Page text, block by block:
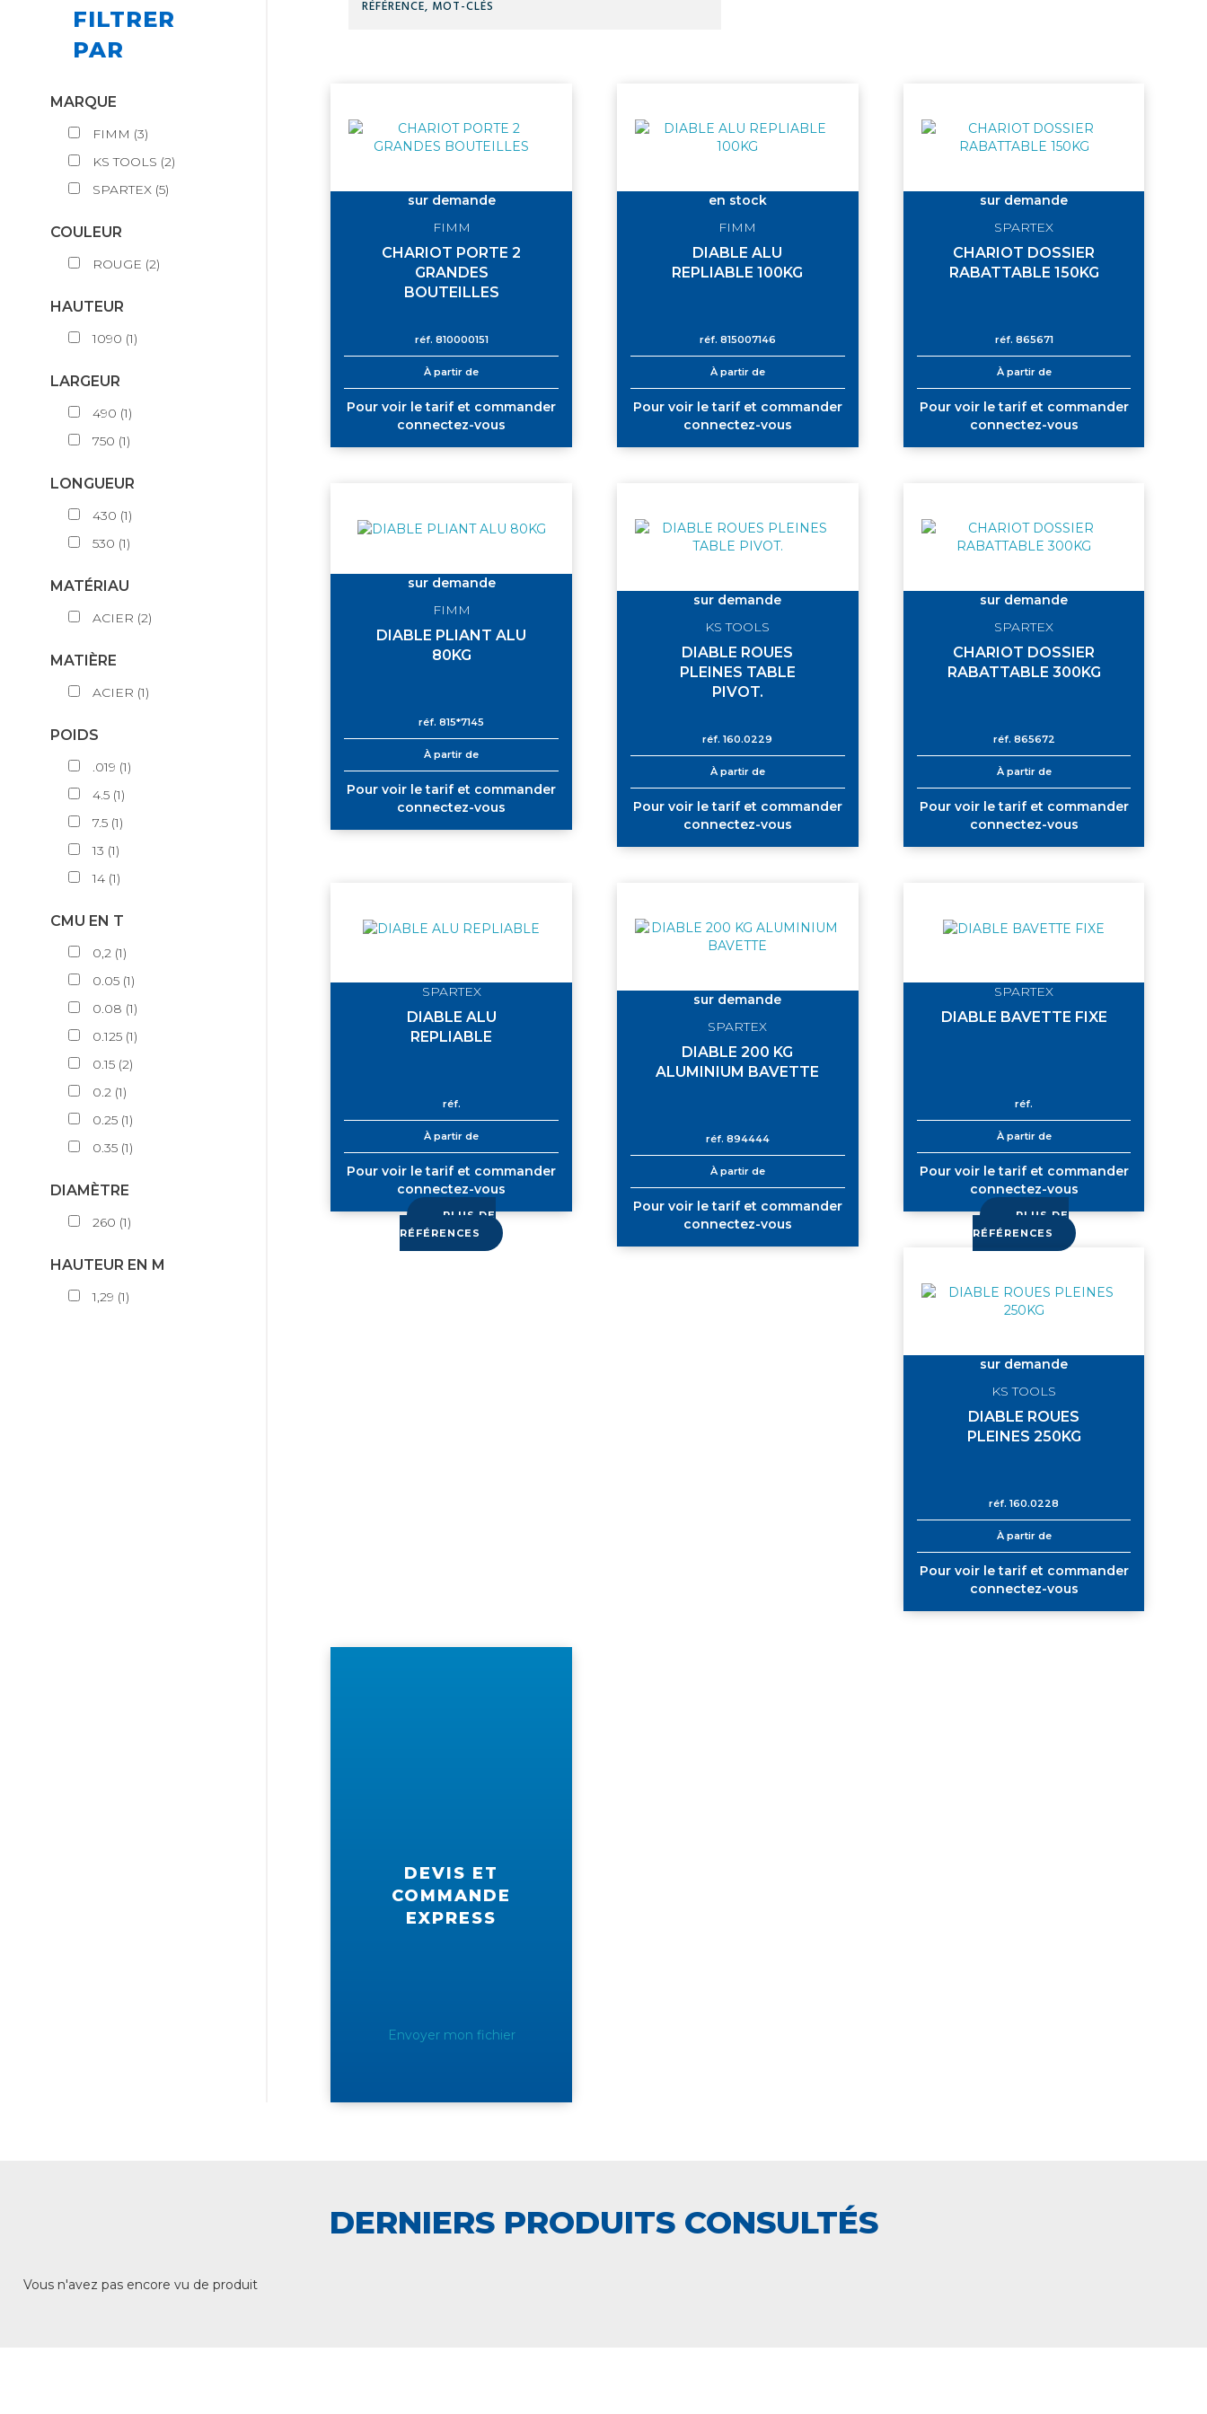
FILTRER
PAR
MARQUE
FIMM (3)
KS TOOLS (2)
SPARTEX (5)
COULEUR
ROUGE (2)
HAUTEUR
1090 (1)
LARGEUR
490 (1)
750 (1)
LONGUEUR
430 (1)
530 (1)
MATÉRIAU
ACIER (2)
MATIÈRE
ACIER (1)
POIDS
.019 (1)
4.5 (1)
7.5 (1)
13 (1)
14 (1)
CMU EN T
0,2 (1)
0.05 (1)
0.08 (1)
0.125 (1)
0.15 (2)
0.2 (1)
0.25 (1)
0.35 (1)
DIAMÈTRE
260 (1)
HAUTEUR EN M
1,29 (1)
sur demande
FIMM
CHARIOT PORTE 2
GRANDES
BOUTEILLES
réf. 810000151
À partir de
Pour voir le tarif et commander
connectez-vous
en stock
FIMM
DIABLE ALU
REPLIABLE 100KG
réf. 815007146
À partir de
Pour voir le tarif et commander
connectez-vous
sur demande
SPARTEX
CHARIOT DOSSIER
RABATTABLE 150KG
réf. 865671
À partir de
Pour voir le tarif et commander
connectez-vous
sur demande
FIMM
DIABLE PLIANT ALU
80KG
réf.815*7145
À partir de
Pour voir le tarif et commander
connectez-vous
sur demande
KS TOOLS
DIABLE ROUES
PLEINES TABLE
PIVOT.
réf.160.0229
À partir de
Pour voir le tarif et commander
connectez-vous
sur demande
SPARTEX
CHARIOT DOSSIER
RABATTABLE 300KG
réf. 865672
À partir de
Pour voir le tarif et commander
connectez-vous
SPARTEX
DIABLE ALU
REPLIABLE
réf.
À partir de
Pour voir le tarif et commander
connectez-vous
PLUS DE
RÉFÉRENCES
sur demande
SPARTEX
DIABLE 200 KG
ALUMINIUM BAVETTE
réf. 894444
À partir de
Pour voir le tarif et commander
connectez-vous
SPARTEX
DIABLE BAVETTE FIXE
réf.
À partir de
Pour voir le tarif et commander
connectez-vous
PLUS DE
RÉFÉRENCES
sur demande
KS TOOLS
DIABLE ROUES
PLEINES 250KG
réf.160.0228
À partir de
Pour voir le tarif et commander
connectez-vous
DEVIS ET
COMMANDE
EXPRESS
Envoyer mon fichier
DERNIERS PRODUITS CONSULTÉS
Vous n'avez pas encore vu de produit